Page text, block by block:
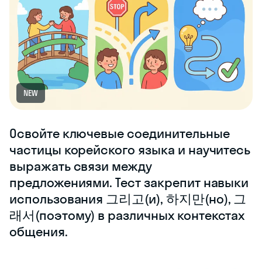
NEW
Освойте ключевые соединительные
частицы корейского языка и научитесь
выражать связи между
предложениями. Тест закрепит навыки
использования 그리고(и), 하지만(но), 그
래서(поэтому) в различных контекстах
общения.